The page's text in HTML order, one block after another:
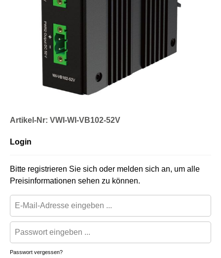
Artikel-Nr: VWI-WI-VB102-52V
Login
Bitte registrieren Sie sich oder melden sich an, um alle
Preisinformationen sehen zu können.
Passwort vergessen?